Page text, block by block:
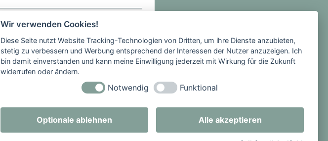
Nächster Beitrag
Wir verwenden Cookies!
Diese Seite nutzt Website Tracking-Technologien von Dritten, um ihre Dienste anzubieten,
stetig zu verbessern und Werbung entsprechend der Interessen der Nutzer anzuzeigen. Ich
bin damit einverstanden und kann meine Einwilligung jederzeit mit Wirkung für die Zukunft
widerrufen oder ändern.
Notwendig Funktional
Optionale ablehnen Alle akzeptieren